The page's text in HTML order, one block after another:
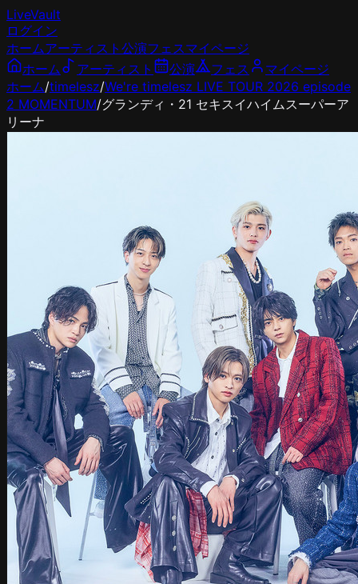
LiveVault
ログイン
ホームアーティスト 公演フェスマイページ
ホーム
アーティスト 公演 フェス
マイページ
ホーム/timelesz/We're timelesz LIVE TOUR 2026 episode
2 MOMENTUM/グランディ・21 セキスイハイムスーパーア
リーナ